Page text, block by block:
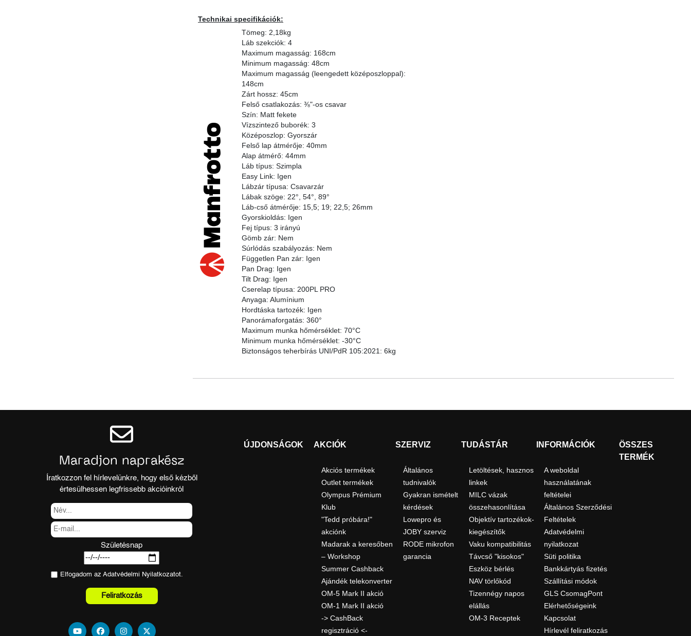
Technikai specifikációk:
Tömeg: 2,18kg
Láb szekciók: 4
Maximum magasság: 168cm
Minimum magasság: 48cm
Maximum magasság (leengedett középoszloppal):
148cm
Zárt hossz: 45cm
Felső csatlakozás: ⅜"-os csavar
Szín: Matt fekete
Vízszintező buborék: 3
Középoszlop: Gyorszár
Felső lap átmérője: 40mm
Alap átmérő: 44mm
Láb típus: Szimpla
Easy Link: Igen
Lábzár típusa: Csavarzár
Lábak szöge: 22°, 54°, 89°
Láb-cső átmérője: 15,5; 19; 22,5; 26mm
Gyorskioldás: Igen
Fej típus: 3 irányú
Gömb zár: Nem
Súrlódás szabályozás: Nem
Független Pan zár: Igen
Pan Drag: Igen
Tilt Drag: Igen
Cserelap típusa: 200PL PRO
Anyaga: Alumínium
Hordtáska tartozék: Igen
Panorámaforgatás: 360°
Maximum munka hőmérséklet: 70°C
Minimum munka hőmérséklet: -30°C
Biztonságos teherbírás UNI/PdR 105:2021: 6kg
Maradjon naprakész
Íratkozzon fel hírlevelünkre, hogy első kézből
értesülhessen legfrissebb akcióinkról
Születésnap
Elfogadom azAdatvédelmi Nyilatkozatot.
Feliratkozás
ÚJDONSÁGOK AKCIÓK
Akciós termékek
Outlet termékek
Olympus Prémium
Klub
"Tedd próbára!"
akciónk
Madarak a keresőben
– Workshop
Summer Cashback
Ajándék telekonverter
OM-5 Mark II akció
OM-1 Mark II akció
-> CashBack
regisztráció <-
SZERVIZ
Általános
tudnivalók
Gyakran ismételt
kérdések
Lowepro és
JOBY szerviz
RODE mikrofon
garancia
TUDÁSTÁR
Letöltések, hasznos
linkek
MILC vázak
összehasonlítása
Objektív tartozékok-
kiegészítők
Vaku kompatibilitás
Távcső "kisokos"
Eszköz bérlés
NAV törlőkód
Tizennégy napos
elállás
OM-3 Receptek
INFORMÁCIÓK
A weboldal
használatának
feltételei
Általános Szerződési
Feltételek
Adatvédelmi
nyilatkozat
Süti politika
Bankkártyás fizetés
Szállítási módok
GLS CsomagPont
Elérhetőségeink
Kapcsolat
Hírlevél feliratkozás
ÖSSZES
TERMÉK